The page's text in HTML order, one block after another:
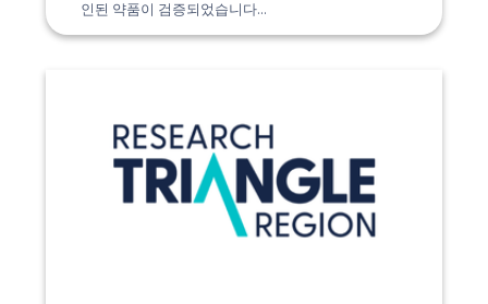
인된 약품이 검증되었습니다…